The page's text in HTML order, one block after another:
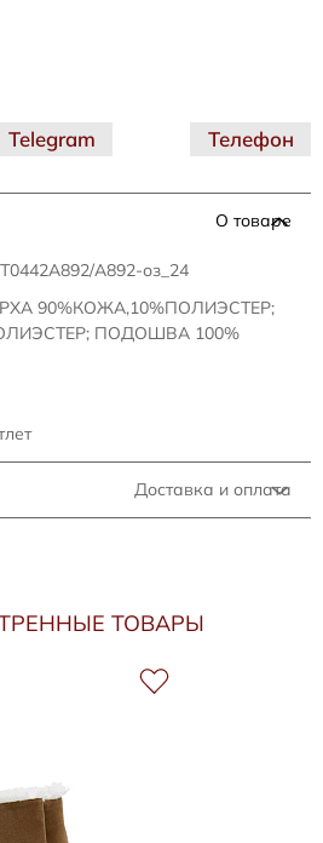
О товаре
A892-оз_24
90%КОЖА,10%ПОЛИЭСТЕР;
ПОДОШВА 100%
Доставка и оплата
Telegram
Телефон
ТОВАРЫ